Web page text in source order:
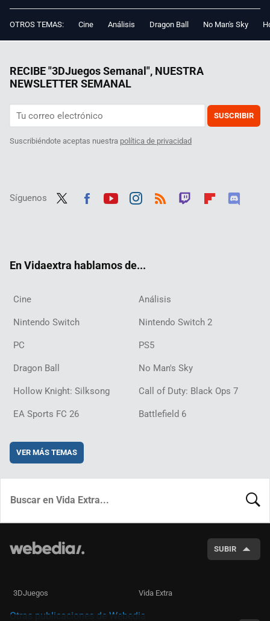
OTROS TEMAS: Cine Análisis Dragon Ball No Man's Sky
RECIBE "3DJuegos Semanal", NUESTRA
NEWSLETTER SEMANAL
SUSCRIBIR
Suscribiéndote aceptas nuestra política de privacidad
Síguenos
En Vidaextra hablamos de...
Cine Análisis
Nintendo Switch Nintendo Switch 2
PC PS5
Dragon Ball No Man's Sky
Hollow Knight: Silksong Call of Duty: Black Ops 7
EA Sports FC 26 Battlefield 6
VER MÁS TEMAS
SUBIR
3DJuegos Vida Extra
Otras publicaciones de Webedia